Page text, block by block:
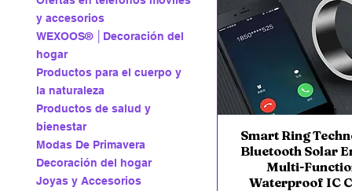
y accesorios
WEXOOS® │Decoración del
hogar
Productos para el cuerpo y
la naturaleza
Productos de salud y
bienestar
Modas De Primavera
Decoración del hogar
Joyas y Accesorios
Vista rápida
Smart Ring
Bluetooth Solar
Multi-
Waterproof IC